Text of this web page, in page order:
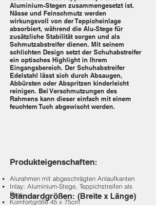
Aluminium-Stegen zusammengesetzt ist.
Nässe und Feinschmutz werden
wirkungsvoll von der Teppicheinlage
absorbiert, während die Alu-Stege für
zusätzliche Stabilität sorgen und als
Schmutzabstreifer dienen. Mit seinem
schlichten Design setzt der Schuhabstreifer
ein optisches Highlight in Ihrem
Eingangsbereich. Der Schuhabstreifer
Edelstahl lässt sich durch Absaugen,
Abbürsten oder Abspritzen kinderleicht
reinigen. Bei Verschmutzungen des
Rahmens kann dieser einfach mit einem
feuchtem Tuch abgewischt werden.
Produkteigenschaften:
Alurahmen mit abgeschrägten Anlaufkanten
Inlay: Aluminium-Stege, Teppichstreifen als
Rips
Komfortgröße 45 x 75cm
Standardgrößen: (Breite x Länge)